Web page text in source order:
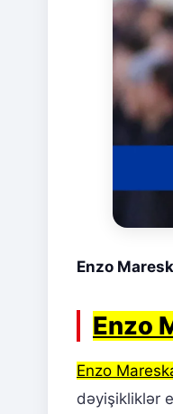
Enzo
Enzo
Enzo
dəyişikliklər